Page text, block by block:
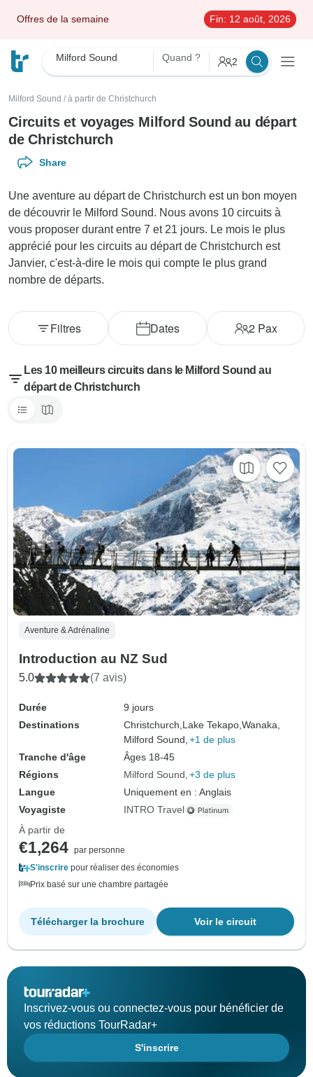
Offres de la semaine Fin: 12 août, 2026
Milford Sound Quand ? 2
Milford Sound / à partir de Christchurch
Circuits et voyages Milford Sound au départ
de Christchurch
Share
Une aventure au départ de Christchurch est un bon moyen
de découvrir le Milford Sound. Nous avons 10 circuits à
vous proposer durant entre 7 et 21 jours. Le mois le plus
apprécié pour les circuits au départ de Christchurch est
Janvier, c'est-à-dire le mois qui compte le plus grand
nombre de départs.
Dates 2Pax
Filtres
Les 10 meilleurs circuits dans le Milford Sound au
départ de Christchurch
Aventure & Adrénaline
Introduction au NZ Sud
5.0 (7 avis)
Durée
9 jours
Destinations
Christchurch, Lake Tekapo,Wanaka,
Milford Sound, +1 de plus
Tranche d'âge
Âges 18-45
Régions
Milford Sound +3 de plus
Langue
Uniquement en : Anglais
Voyagiste
INTRO Travel
À partir de
€1,264 par personne
S'inscrire pour réaliser des économies
Prix basé sur une chambre partagée
Voir le circuit
Télécharger la brochure
Inscrivez-vous ou connectez-vous pour bénéficier de
vos réductions TourRadar+
S'inscrire